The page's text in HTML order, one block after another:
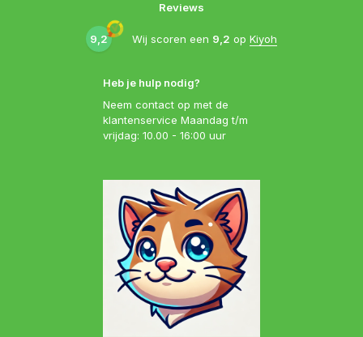
Heb je hulp nodig?
Neem contact op met de
klantenservice Maandag t/m
vrijdag: 10.00 - 16:00 uur
Reviews
9,2 Wij scoren een 9,2 op Kiyoh